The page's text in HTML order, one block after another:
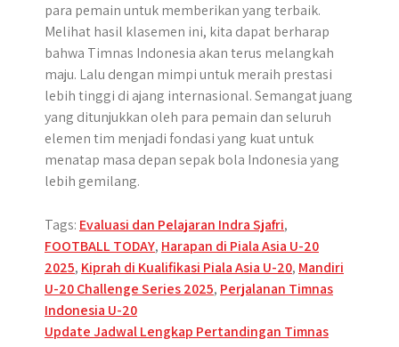
para pemain untuk memberikan yang terbaik.
Melihat hasil klasemen ini, kita dapat berharap
bahwa Timnas Indonesia akan terus melangkah
maju. Lalu dengan mimpi untuk meraih prestasi
lebih tinggi di ajang internasional. Semangat juang
yang ditunjukkan oleh para pemain dan seluruh
elemen tim menjadi fondasi yang kuat untuk
menatap masa depan sepak bola Indonesia yang
lebih gemilang.
Tags: Evaluasi dan Pelajaran Indra Sjafri,
FOOTBALL TODAY, Harapan di Piala Asia U-20
2025, Kiprah di Kualifikasi Piala Asia U-20, Mandiri
U-20 Challenge Series 2025, Perjalanan Timnas
Indonesia U-20
Post
Update Jadwal Lengkap Pertandingan Timnas